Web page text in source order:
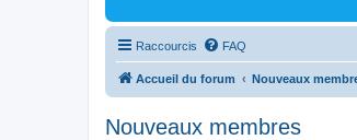
Raccourcis FAQ
Accueil du forum Nouveaux
Nouveaux membres